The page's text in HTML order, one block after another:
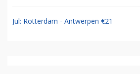
Jul: Rotterdam - Antwerpen €21